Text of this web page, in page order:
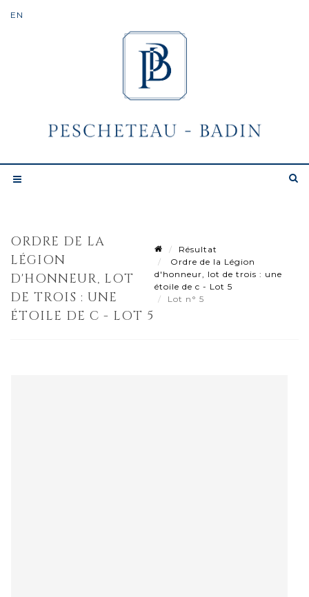
ORDRE DE LA
LÉGION
D'HONNEUR, LOT
DE TROIS : UNE
ÉTOILE DE C - LOT 5
Résultat
Ordre de la Légion
d'honneur, lot de trois : une
étoile de c - Lot 5
Lot n° 5